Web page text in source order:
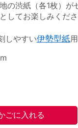
の渋紙（各1枚）が
してお楽しみくだ
しやすい伊勢型紙